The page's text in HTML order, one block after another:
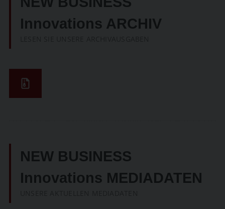
Innovations ARCHIV
NEW BUSINESS
Innovations MEDIADATEN